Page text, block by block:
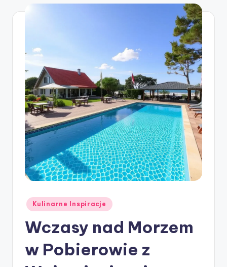
Posted
in
Kulinarne Inspiracje
Wczasy nad Morzem
w Pobierowie z